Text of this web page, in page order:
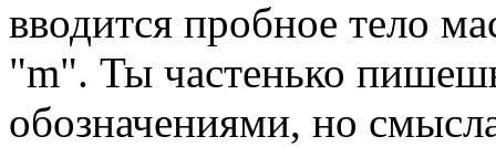
вводится пробное тело
"m". Ты частенько
обозначениями, но